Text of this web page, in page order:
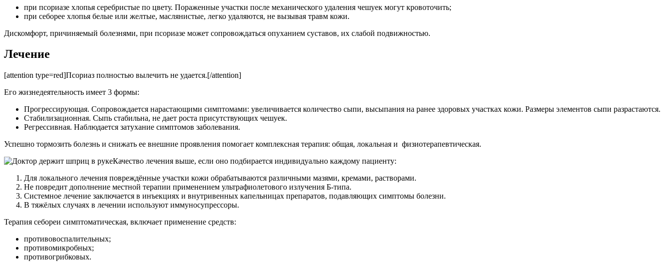
при псориазе хлопья серебристые по цвету. Пораженные участки после механического удаления чешуек могут кровоточить;
при себорее хлопья белые или желтые, маслянистые, легко удаляются, не вызывая травм кожи.
Дискомфорт, причиняемый болезнями, при псориазе может сопровождаться опуханием суставов, их слабой подвижностью.
Лечение
[attention type=red]Псориаз полностью вылечить не удается.[/attention]
Его жизнедеятельность имеет 3 формы:
Прогрессирующая. Сопровождается нарастающими симптомами: увеличивается количество сыпи, высыпания на ранее здоровых участках кожи. Размеры элементов сыпи разрастаются.
Стабилизационная. Сыпь стабильна, не дает роста присутствующих чешуек.
Регрессивная. Наблюдается затухание симптомов заболевания.
Успешно тормозить болезнь и снижать ее внешние проявления помогает комплексная терапия: общая, локальная и физиотерапевтическая.
Качество лечения выше, если оно подбирается индивидуально каждому пациенту:
Для локального лечения повреждённые участки кожи обрабатываются различными мазями, кремами, растворами.
Не повредит дополнение местной терапии применением ультрафиолетового излучения Б-типа.
Системное лечение заключается в инъекциях и внутривенных капельницах препаратов, подавляющих симптомы болезни.
В тяжёлых случаях в лечении используют иммуносупрессоры.
Терапия себореи симптоматическая, включает применение средств:
противовоспалительных;
противомикробных;
противогрибковых.